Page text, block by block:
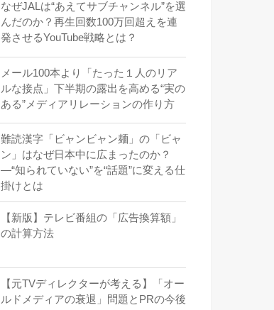
なぜJALは“あえてサブチャンネル”を選
んだのか？再生回数100万回超えを連
発させるYouTube戦略とは？
メール100本より「たった１人のリア
ルな接点」下半期の露出を高める“実の
ある”メディアリレーションの作り方
難読漢字「ビャンビャン麺」の「ビャ
ン」はなぜ日本中に広まったのか？
―“知られていない”を“話題”に変える仕
掛けとは
【新版】テレビ番組の「広告換算額」
の計算方法
【元TVディレクターが考える】「オー
ルドメディアの衰退」問題とPRの今後